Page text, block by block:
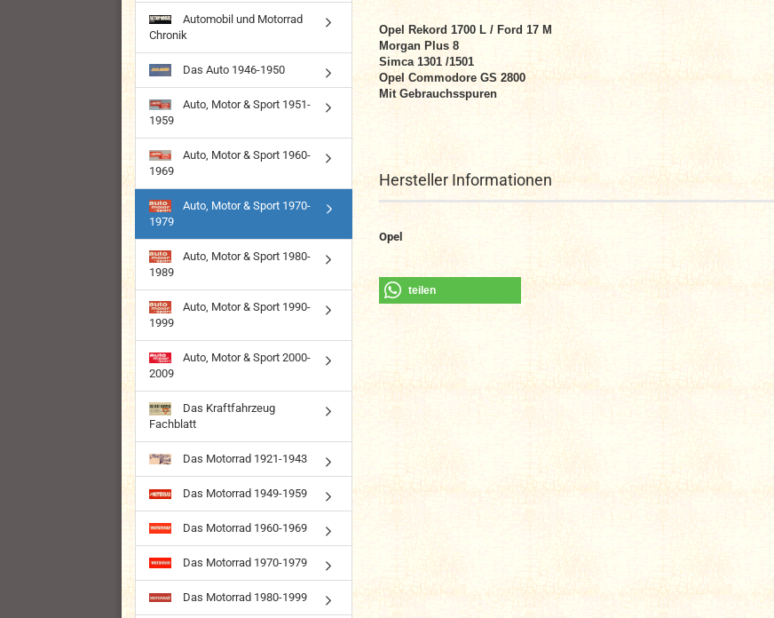
Opel Rekord 1700 L / Ford 17 M
Morgan Plus 8
Simca 1301 /1501
Opel Commodore GS 2800
Mit Gebrauchsspuren
Hersteller Informationen
Opel
teilen
Automobil und Motorrad
Chronik
Das Auto 1946-1950
Auto, Motor & Sport 1951-
1959
Auto, Motor & Sport 1960-
1969
Auto, Motor & Sport 1970-
1979
Auto, Motor & Sport 1980-
1989
Auto, Motor & Sport 1990-
1999
Auto, Motor & Sport 2000-
2009
Das Kraftfahrzeug
Fachblatt
Das Motorrad 1921-1943
Das Motorrad 1949-1959
Das Motorrad 1960-1969
Das Motorrad 1970-1979
Das Motorrad 1980-1999